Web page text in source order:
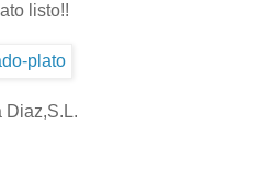
listo!!
Diaz,S.L.